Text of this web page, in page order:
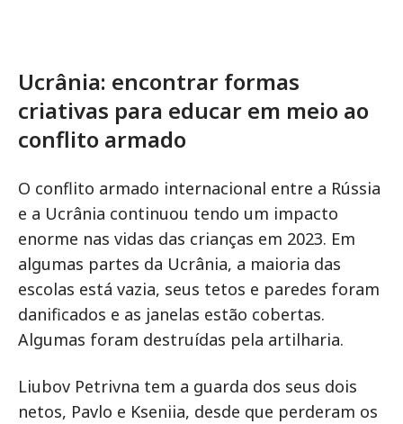
Ucrânia: encontrar formas
criativas para educar em meio ao
conflito armado
O conflito armado internacional entre a Rússia
e a Ucrânia continuou tendo um impacto
enorme nas vidas das crianças em 2023. Em
algumas partes da Ucrânia, a maioria das
escolas está vazia, seus tetos e paredes foram
danificados e as janelas estão cobertas.
Algumas foram destruídas pela artilharia.
Liubov Petrivna tem a guarda dos seus dois
netos, Pavlo e Kseniia, desde que perderam os